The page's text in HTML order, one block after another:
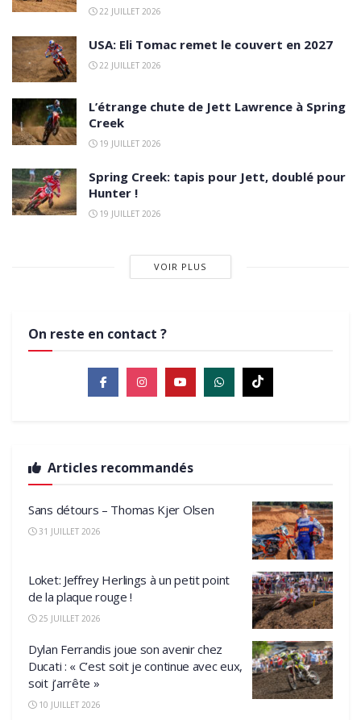
22 JUILLET 2026
USA: Eli Tomac remet le couvert en 2027
22 JUILLET 2026
L’étrange chute de Jett Lawrence à Spring
Creek
19 JUILLET 2026
Spring Creek: tapis pour Jett, doublé pour
Hunter !
19 JUILLET 2026
VOIR PLUS
On reste en contact ?
Articles recommandés
Sans détours – Thomas Kjer Olsen
31 JUILLET 2026
Loket: Jeffrey Herlings à un petit point
de la plaque rouge !
25 JUILLET 2026
Dylan Ferrandis joue son avenir chez
Ducati : « C’est soit je continue avec eux,
soit j’arrête »
10 JUILLET 2026